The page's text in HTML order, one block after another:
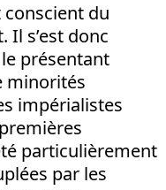
du
Il s’est donc
présentant
minorités
impérialistes
particulièrement
par les